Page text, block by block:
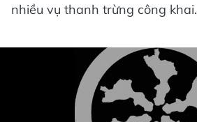
nhiều vụ thanh trừng công khai.